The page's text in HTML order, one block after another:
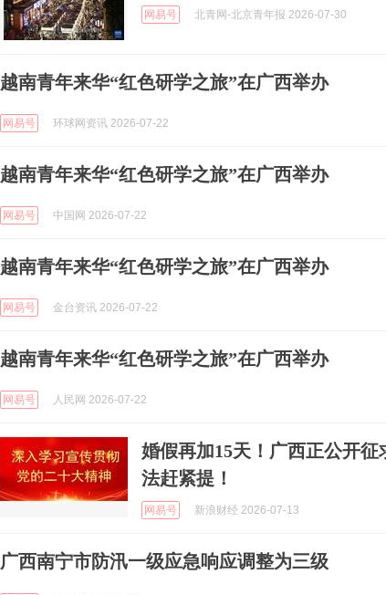
网易号 北青网-北京青年报 2026-07-30
越南青年来华“红色研学之旅”在广西举办
网易号 环球网资讯 2026-07-22
越南青年来华“红色研学之旅”在广西举办
网易号 中国网 2026-07-22
越南青年来华“红色研学之旅”在广西举办
网易号 金台资讯 2026-07-22
越南青年来华“红色研学之旅”在广西举办
网易号 人民网 2026-07-22
婚假再加15天！广西正公开征
法赶紧提！
网易号 新浪财经 2026-07-13
广西南宁市防汛一级应急响应调整为三级